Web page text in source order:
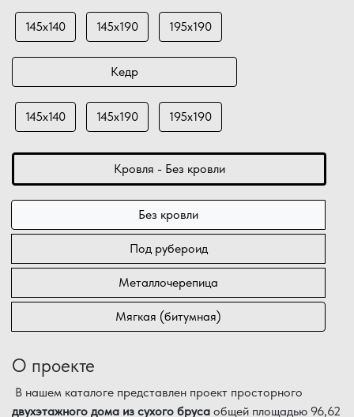
145х140 145х190 195х190
Кедр
145х140 145х190 195х190
Кровля - Без кровли
Без кровли
Под рубероид
Металлочерепица
Мягкая (битумная)
О проекте
В нашем каталоге представлен проект просторного
двухэтажного дома из сухого бруса общей площадью 96,62